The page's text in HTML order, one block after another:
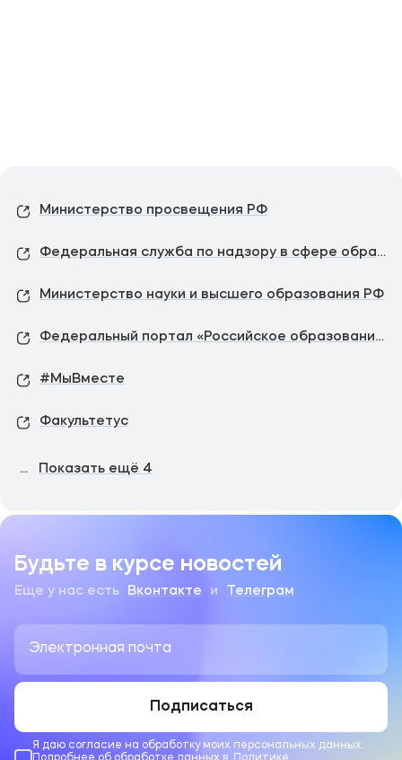
Министерство просвещения РФ
Федеральная служба по надзору в сфере образования и науки
Министерство науки и высшего образования РФ
Федеральный портал «Российское образование»
#МыВместе
Факультетус
... Показать ещё 4
Будьте в курсе новостей
Еще у нас есть Вконтакте и Телеграм
Подписаться
Я даю согласие на обработку моих персональных данных.